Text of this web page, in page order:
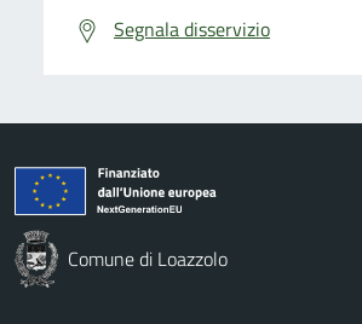
Segnala disservizio
Comune di Loazzolo